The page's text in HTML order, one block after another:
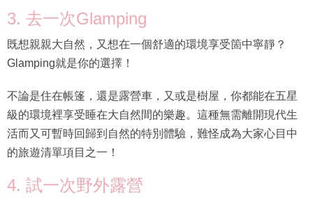
3. 去一次Glamping
既想親親大自然，又想在一個舒適的環境享受箇中寧靜？
Glamping就是你的選擇！
不論是住在帳篷，還是露營車，又或是樹屋，你都能在五星
級的環境裡享受睡在大自然間的樂趣。這種無需離開現代生
活而又可暫時回歸到自然的特別體驗，難怪成為大家心目中
的旅遊清單項目之一！
4. 試一次野外露營